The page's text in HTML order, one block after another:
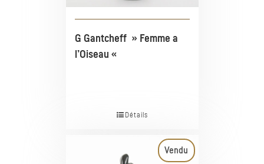
G Gantcheff » Femme a
l’Oiseau «
Détails
Vendu